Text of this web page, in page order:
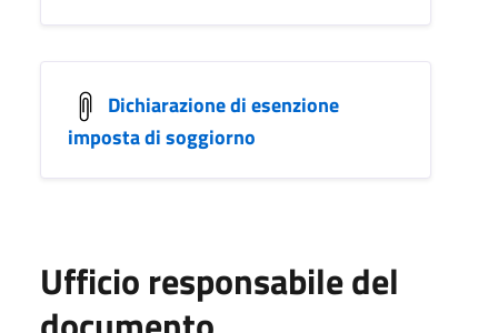
Dichiarazione di esenzione
imposta di soggiorno
Ufficio responsabile del